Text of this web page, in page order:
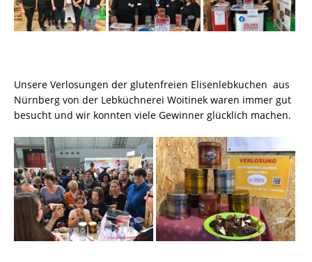
Unsere Verlosungen der glutenfreien Elisenlebkuchen aus
Nürnberg von der Lebküchnerei Woitinek waren immer gut
besucht und wir konnten viele Gewinner glücklich machen.